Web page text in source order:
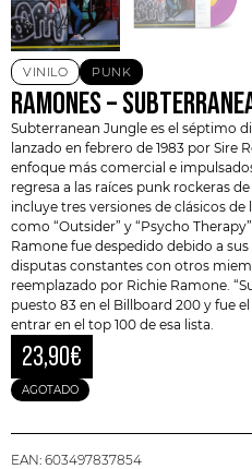
VINILO PUNK
RAMONES –
Subterranean Jungle es el séptimo
lanzado en febrero de 1983 por Sire
enfoque más comercial e
regresa a las raíces punk rockeras
incluye tres versiones de clásicos
como “Outsider” y “Psycho
Ramone fue despedido debido a
disputas constantes con otros
reemplazado por Richie Ramone.
puesto 83 en el Billboard 200 y fue
entrar en el top 100 de esa lista.
23,90€
AGOTADO
EAN: 603497837854